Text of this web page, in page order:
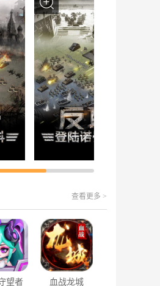
查看更多 >
望者 血战龙城